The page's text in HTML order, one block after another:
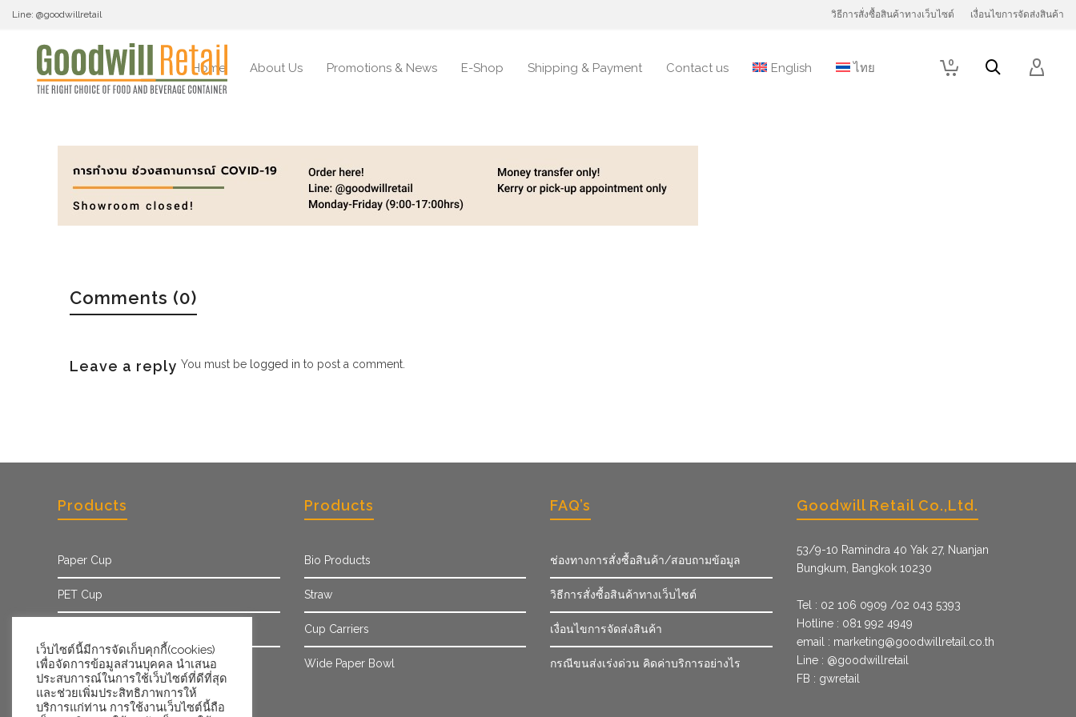
Line: @goodwillretail วิธีการสั่งซื้อสินค้าทางเว็บไซต์ เงื่อนไขการจัดส่งสินค้า
Home About Us Promotions & News E-Shop Shipping & Payment Contact us English ไทย 0
Comments (0)
Leave a reply You must be logged in to post a comment.
Products
Paper Cup
PET Cup
Ice Cream Cup/Tub
Products
Bio Products
Straw
Cup Carriers
Wide Paper Bowl
FAQ’s
ช่องทางการสั่งซื้อสินค้า/สอบถามข้อมูล
วิธีการสั่งซื้อสินค้าทางเว็บไซต์
เงื่อนไขการจัดส่งสินค้า
กรณีขนส่งเร่งด่วน คิดค่าบริการอย่างไร
Goodwill Retail Co.,Ltd.
53/9­-10 Ramindra 40 Yak 27, Nuanjan
Bungkum, Bangkok 10230
Tel : 02 106 0909 /02 043 5393
Hotline : 081 992 4949
email : marketing@goodwillretail.co.th
Line : @goodwillretail
FB : gwretail
เว็บไซต์นี้มีการจัดเก็บคุกกี้(cookies)
เพื่อจัดการข้อมูลส่วนบุคคล นำเสนอ
ประสบการณ์ในการใช้เว็บไซต์ที่ดีที่สุด
และช่วยเพิ่มประสิทธิภาพการให้
บริการแก่ท่าน การใช้งานเว็บไซต์นี้ถือ